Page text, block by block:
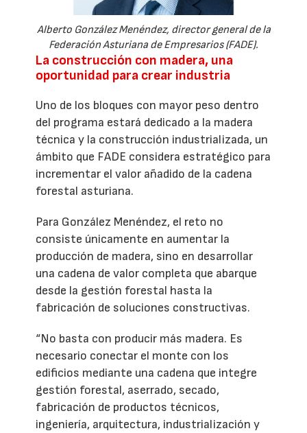
Alberto González Menéndez, director general de la
Federación Asturiana de Empresarios (FADE).
La construcción con madera, una
oportunidad para crear industria
Uno de los bloques con mayor peso dentro
del programa estará dedicado a la madera
técnica y la construcción industrializada, un
ámbito que FADE considera estratégico para
incrementar el valor añadido de la cadena
forestal asturiana.
Para González Menéndez, el reto no
consiste únicamente en aumentar la
producción de madera, sino en desarrollar
una cadena de valor completa que abarque
desde la gestión forestal hasta la
fabricación de soluciones constructivas.
“No basta con producir más madera. Es
necesario conectar el monte con los
edificios mediante una cadena que integre
gestión forestal, aserrado, secado,
fabricación de productos técnicos,
ingeniería, arquitectura, industrialización y